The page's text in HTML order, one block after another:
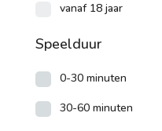
vanaf 18 jaar
Speelduur
0-30 minuten
30-60 minuten